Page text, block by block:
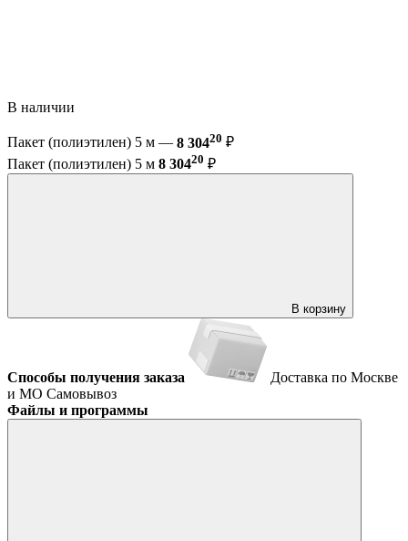
В наличии
Пакет (полиэтилен) 5 м — 8 30420 ₽
Пакет (полиэтилен) 5 м 8 30420 ₽
В корзину
Способы получения заказа
Доставка по Москве
и МО Самовывоз
Файлы и программы